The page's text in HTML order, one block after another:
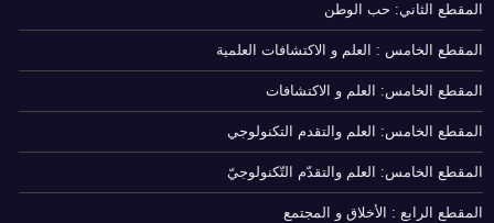
المقطع الثاني: حب الوطن
المقطع الخامس : العلم و الاكتشافات العلمية
المقطع الخامس: العلم و الاكتشافات
المقطع الخامس: العلم والتقدم التكنولوجي
المقطع الخامس: العلم والتقدّم التّكنولوجيّ
المقطع الرابع : الأخلاق و المجتمع